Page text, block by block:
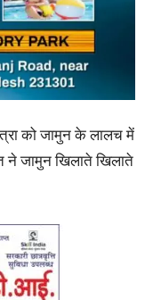
को जामुन के लालच में
ने जामुन खिलाते खिलाते